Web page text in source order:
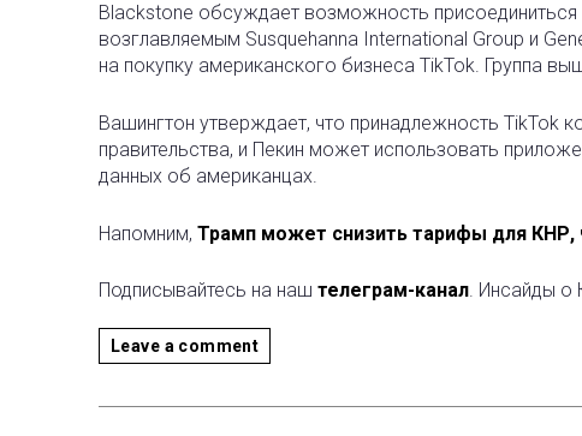
Blackstone обсуждает возможность
возглавляемым Susquehanna International Group и
на покупку американского бизнеса TikTok. Группа
Вашингтон утверждает, что принадлежность TikTok
правительства, и Пекин может использовать
данных об американцах.
Напомним, Трамп может снизить тарифы для КНР,
Подписывайтесь на наш телеграм-канал. Инсайды о
Leave a comment